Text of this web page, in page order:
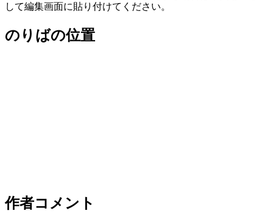
して編集画面に貼り付けてください。
のりばの位置
作者コメント